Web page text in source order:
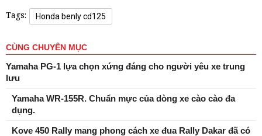
Tags: Honda benly cd125
CÙNG CHUYÊN MỤC
Yamaha PG-1 lựa chọn xứng đáng cho người yêu xe trung
lưu
Yamaha WR-155R. Chuẩn mực của dòng xe cào cào đa
dụng.
Kove 450 Rally mang phong cách xe đua Rally Dakar đã có